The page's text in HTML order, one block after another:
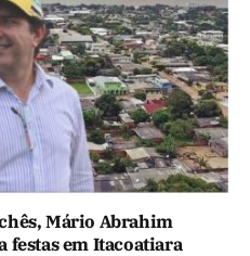
Mário Abrahim
festas em Itacoatiara